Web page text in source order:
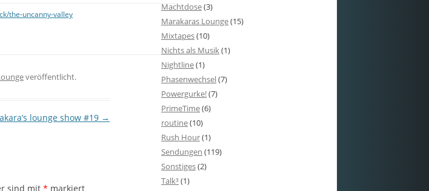
the-uncanny-valley
veröffentlicht.
lounge show #19 →
sind mit * markiert
Machtdose(3)
Marakaras Lounge(15)
Mixtapes(10)
Nichts als Musik(1)
Nightline(1)
Phasenwechsel(7)
Powergurke!(7)
PrimeTime(6)
routine(10)
Rush Hour(1)
Sendungen (119)
Sonstiges(2)
Talk³ (1)